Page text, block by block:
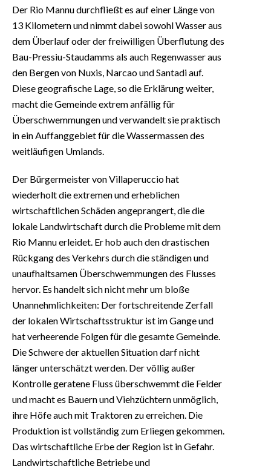
Der Rio Mannu durchfließt es auf einer Länge von
13 Kilometern und nimmt dabei sowohl Wasser aus
dem Überlauf oder der freiwilligen Überflutung des
Bau-Pressiu-Staudamms als auch Regenwasser aus
den Bergen von Nuxis, Narcao und Santadi auf.
Diese geografische Lage, so die Erklärung weiter,
macht die Gemeinde extrem anfällig für
Überschwemmungen und verwandelt sie praktisch
in ein Auffanggebiet für die Wassermassen des
weitläufigen Umlands.
Der Bürgermeister von Villaperuccio hat
wiederholt die extremen und erheblichen
wirtschaftlichen Schäden angeprangert, die die
lokale Landwirtschaft durch die Probleme mit dem
Rio Mannu erleidet. Er hob auch den drastischen
Rückgang des Verkehrs durch die ständigen und
unaufhaltsamen Überschwemmungen des Flusses
hervor. Es handelt sich nicht mehr um bloße
Unannehmlichkeiten: Der fortschreitende Zerfall
der lokalen Wirtschaftsstruktur ist im Gange und
hat verheerende Folgen für die gesamte Gemeinde.
Die Schwere der aktuellen Situation darf nicht
länger unterschätzt werden. Der völlig außer
Kontrolle geratene Fluss überschwemmt die Felder
und macht es Bauern und Viehzüchtern unmöglich,
ihre Höfe auch mit Traktoren zu erreichen. Die
Produktion ist vollständig zum Erliegen gekommen.
Das wirtschaftliche Erbe der Region ist in Gefahr.
Landwirtschaftliche Betriebe und